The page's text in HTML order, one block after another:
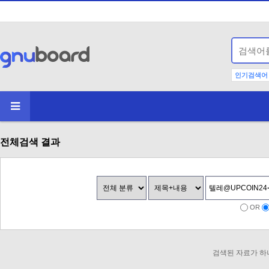
인기검색어
전체검색 결과
OR
검색된 자료가 하